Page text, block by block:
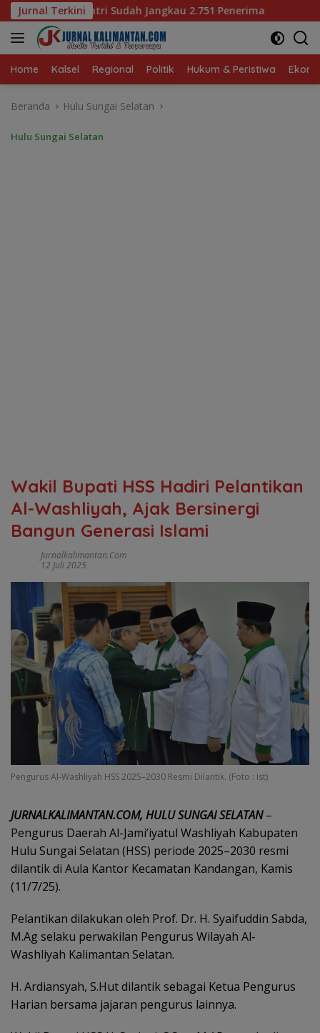
Langsung
ke
konten
Jurnal Terkini
2.751 Penerima Bagaimana KIP Hadapi
Home Kalsel Regional Politik Hukum & Peristiwa
Beranda Hulu Sungai Selatan
Hulu Sungai Selatan
Wakil Bupati HSS Hadiri Pelantikan
Al-Washliyah, Ajak Bersinergi
Bangun Generasi Islami
Jurnalkalimantan.com
12 Juli 2025
Pengurus Al-Washliyah HSS 2025–2030 Resmi Dilantik. (Foto : Ist)
JURNALKALIMANTAN.COM, HULU SUNGAI SELATAN–
Pengurus Daerah Al-Jami’iyatul Washliyah Kabupaten
Hulu Sungai Selatan (HSS) periode 2025–2030 resmi
dilantik di Aula Kantor Kecamatan Kandangan, Kamis
(11/7/25).
Pelantikan dilakukan oleh Prof. Dr. H. Syaifuddin Sabda,
M.Ag selaku perwakilan Pengurus Wilayah Al-
Washliyah Kalimantan Selatan.
H. Ardiansyah, S.Hut dilantik sebagai Ketua Pengurus
Harian bersama jajaran pengurus lainnya.